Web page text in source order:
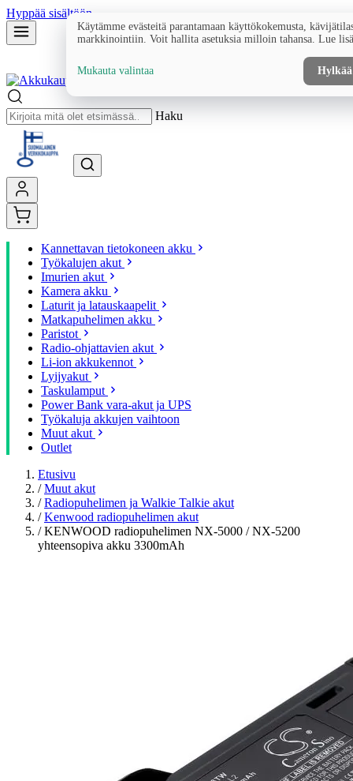
Hyppää sisältöön
Haku
Kannettavan tietokoneen akku
Työkalujen akut
Imurien akut
Kamera akku
Laturit ja latauskaapelit
Matkapuhelimen akku
Paristot
Radio-ohjattavien akut
Li-ion akkukennot
Lyijyakut
Taskulamput
Power Bank vara-akut ja UPS
Työkaluja akkujen vaihtoon
Muut akut
Outlet
Etusivu
/ Muut akut
/ Radiopuhelimen ja Walkie Talkie akut
/ Kenwood radiopuhelimen akut
/ KENWOOD radiopuhelimen NX-5000 / NX-5200
yhteensopiva akku 3300mAh
Käytämme evästeitä parantamaan käyttökokemusta,
markkinointiin. Voit hallita asetuksia milloin tahansa. Lue
Mukauta valintaa Hylkää